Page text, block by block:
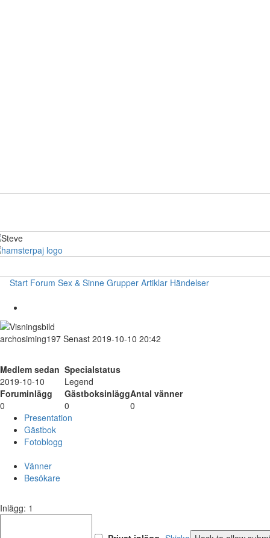
Start Forum Sex & Sinne Grupper Artiklar Händelser
archosiming197 Senast 2019-10-10 20:42
Medlem sedan Specialstatus
2019-10-10
Legend
Foruminlägg
GästboksinläggAntal vänner
0
0
0
Presentation
Gästbok
Fotoblogg
Vänner
Besökare
Inlägg: 1